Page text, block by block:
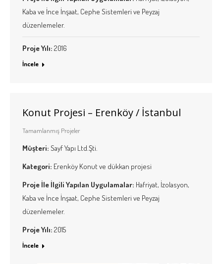
Kaba ve İnce İnşaat, Cephe Sistemleri ve Peyzaj
düzenlemeler.
Proje Yılı: 2016
İncele
Konut Projesi – Erenköy / İstanbul
Tamamlanmış Projeler
Müşteri: Sayf Yapı Ltd.Şti.
Kategori: Erenköy Konut ve dükkan projesi
Proje İle İlgili Yapılan Uygulamalar: Hafriyat, İzolasyon,
Kaba ve İnce İnşaat, Cephe Sistemleri ve Peyzaj
düzenlemeler.
Proje Yılı: 2015
İncele